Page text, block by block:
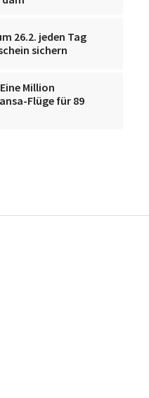
26.2. jeden Tag
sichern
Million
Flüge für 89